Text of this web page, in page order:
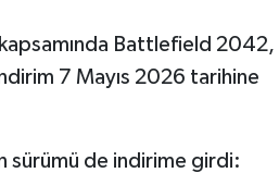
Battlefield 2042,
7 Mayıs 2026 tarihine
sürümü de indirime girdi: